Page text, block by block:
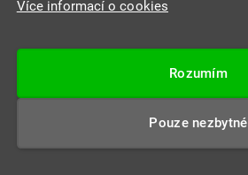
Datová schránka: 4beca6d
Více informací o cookies
Rozumím
Pouze nezbytné